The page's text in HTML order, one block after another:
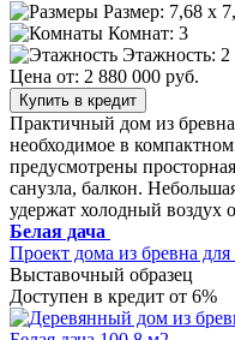
Размер: 7,68 х
Комнат: 3
Этажность: 2
Цена от: 2 880 000 руб.
Купить в кредит
Практичный дом из
необходимое в
предусмотрены
санузла, балкон.
удержат холодный воздух
Белая дача
Проект дома из бревна
Выставочный образец
Доступен в кредит от 6%